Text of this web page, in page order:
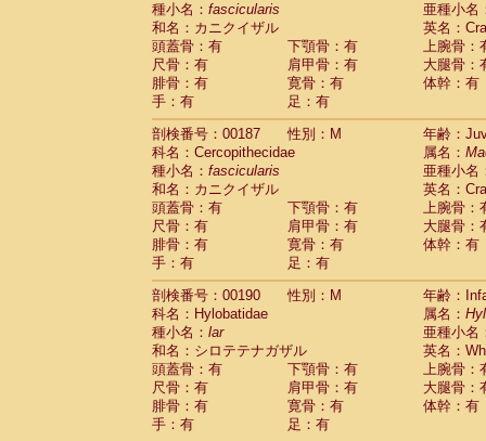
種小名： fascicularis
亜種小名
和名：カニクイザル
英名：
頭蓋骨：有
下顎骨：有
上腕骨：
尺骨：有
肩甲骨：有
大腿骨：
腓骨：有
寛骨：有
体幹：有
手：有
足：有
剖検番号：00187
性別：M
年齢：
科名：Cercopithecidae
属名：
種小名： fascicularis
亜種小名
和名：カニクイザル
英名：
頭蓋骨：有
下顎骨：有
上腕骨：
尺骨：有
肩甲骨：有
大腿骨：
腓骨：有
寛骨：有
体幹：有
手：有
足：有
剖検番号：00190
性別：M
年齢：
科名：Hylobatidae
属名：
種小名： lar
亜種小名
和名：シロテテナガザル
英名：
頭蓋骨：有
下顎骨：有
上腕骨：
尺骨：有
肩甲骨：有
大腿骨：
腓骨：有
寛骨：有
体幹：有
手：有
足：有